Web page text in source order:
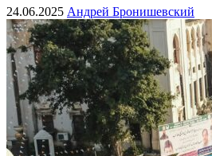
24.06.2025 Андрей Бронишевский